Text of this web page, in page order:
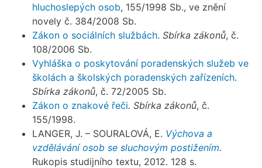
hluchoslepých osob, 155/1998 Sb., ve znění
novely č. 384/2008 Sb.
Zákon o sociálních službách. Sbírka zákonů, č.
108/2006 Sb.
Vyhláška o poskytování poradenských služeb ve
školách a školských poradenských zařízeních.
Sbírka zákonů, č. 72/2005 Sb.
Zákon o znakové řeči. Sbírka zákonů, č.
155/1998.
LANGER, J. – SOURALOVÁ, E. Výchova a
vzdělávání osob se sluchovým postižením.
Rukopis studijního textu, 2012. 128 s.